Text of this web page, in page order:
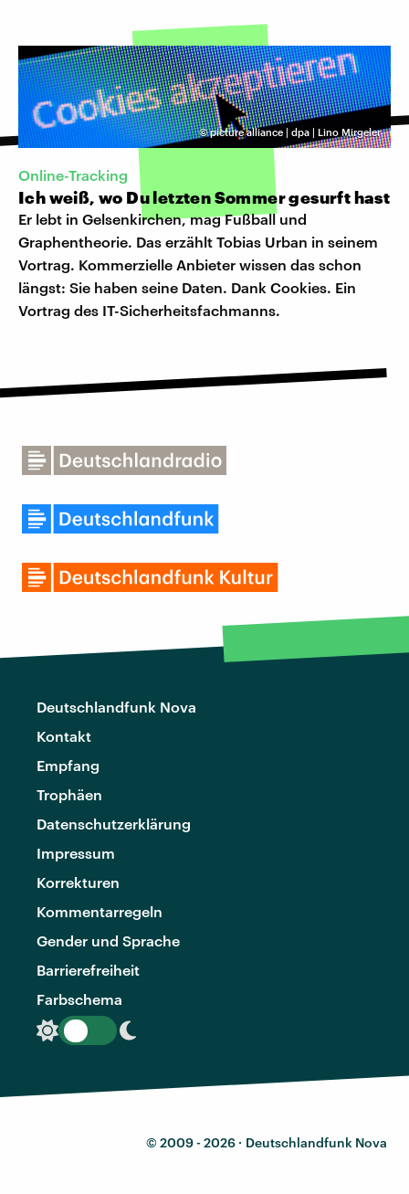
©picture alliance | dpa | Lino Mirgeler
Online-Tracking
Ich weiß, wo Du letzten Sommer gesurft hast
Er lebt in Gelsenkirchen, mag Fußball und
Graphentheorie. Das erzählt Tobias Urban in seinem
Vortrag. Kommerzielle Anbieter wissen das schon
längst: Sie haben seine Daten. Dank Cookies. Ein
Vortrag des IT-Sicherheitsfachmanns.
Deutschlandfunk Nova
Kontakt
Empfang
Trophäen
Datenschutzerklärung
Impressum
Korrekturen
Kommentarregeln
Gender und Sprache
Barrierefreiheit
Farbschema
© 2009 - 2026 · Deutschlandfunk Nova